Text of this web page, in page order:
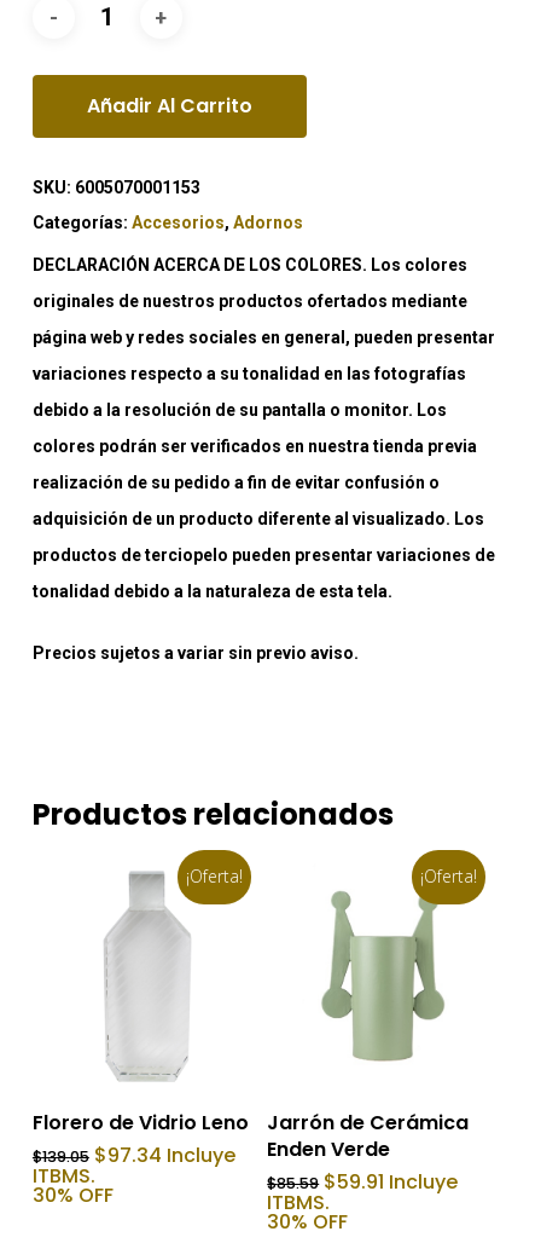
Añadir Al Carrito
SKU: 6005070001153
Categorías: Accesorios, Adornos
DECLARACIÓN ACERCA DE LOS COLORES. Los colores
originales de nuestros productos ofertados mediante
página web y redes sociales en general, pueden presentar
variaciones respecto a su tonalidad en las fotografías
debido a la resolución de su pantalla o monitor. Los
colores podrán ser verificados en nuestra tienda previa
realización de su pedido a fin de evitar confusión o
adquisición de un producto diferente al visualizado. Los
productos de terciopelo pueden presentar variaciones de
tonalidad debido a la naturaleza de esta tela.
Precios sujetos a variar sin previo aviso.
Productos relacionados
¡Oferta!
Añadir Al Carrito
Florero de Vidrio Leno
$139.05 El
precio
original
$97.34El
precio
Incluye
ITBMS.
30% OFF
¡Oferta!
Añadir Al Carrito
Jarrón de Cerámica
Enden Verde
$85.59 El
precio
original
$59.91 El
precio
Incluye
ITBMS.
30% OFF